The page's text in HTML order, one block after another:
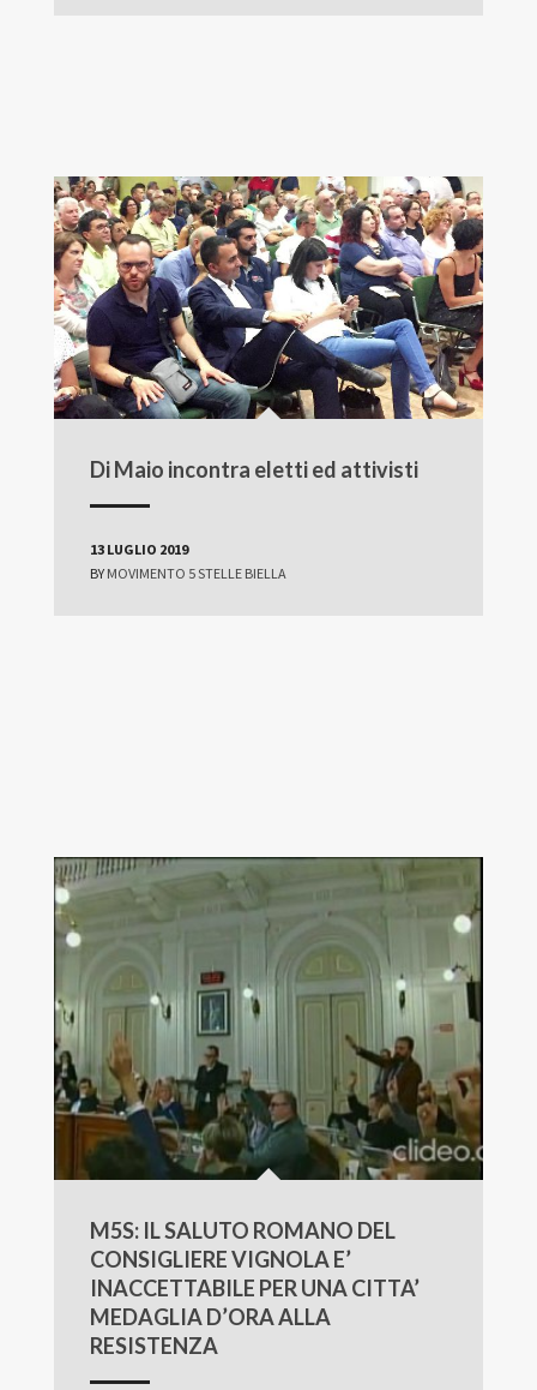
Di Maio incontra eletti ed attivisti
13 LUGLIO 2019
BY MOVIMENTO 5 STELLE BIELLA
M5S: IL SALUTO ROMANO DEL
CONSIGLIERE VIGNOLA E’
INACCETTABILE PER UNA CITTA’
MEDAGLIA D’ORA ALLA
RESISTENZA